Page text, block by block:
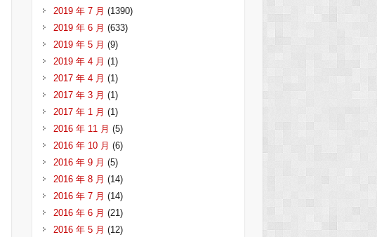
2019 年 7 月 (1390)
2019 年 6 月 (633)
2019 年 5 月 (9)
2019 年 4 月 (1)
2017 年 4 月 (1)
2017 年 3 月 (1)
2017 年 1 月 (1)
2016 年 11 月 (5)
2016 年 10 月 (6)
2016 年 9 月 (5)
2016 年 8 月 (14)
2016 年 7 月 (14)
2016 年 6 月 (21)
2016 年 5 月 (12)